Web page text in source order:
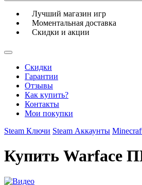
Лучший магазин игр
Моментальная доставка
Скидки и акции
Скидки
Гарантии
Отзывы
Как купить?
Контакты
Мои покупки
Steam Ключи Steam Аккаунты
Купить